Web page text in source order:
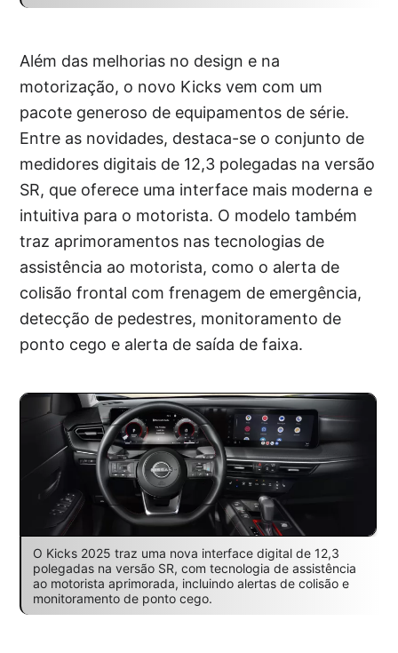
Além das melhorias no design e na
motorização, o novo Kicks vem com um
pacote generoso de equipamentos de série.
Entre as novidades, destaca-se o conjunto de
medidores digitais de 12,3 polegadas na versão
SR, que oferece uma interface mais moderna e
intuitiva para o motorista. O modelo também
traz aprimoramentos nas tecnologias de
assistência ao motorista, como o alerta de
colisão frontal com frenagem de emergência,
detecção de pedestres, monitoramento de
ponto cego e alerta de saída de faixa.
O Kicks 2025 traz uma nova interface digital de 12,3
polegadas na versão SR, com tecnologia de assistência
ao motorista aprimorada, incluindo alertas de colisão e
monitoramento de ponto cego.